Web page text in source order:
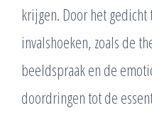
krijgen. Door het
invalshoeken, zoals de
beeldspraak en de
doordringen tot de